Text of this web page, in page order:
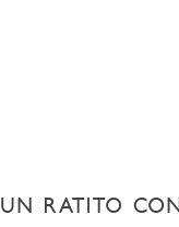
UN RATITO